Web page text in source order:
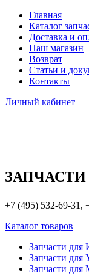
Главная
Каталог
Доставка и
Наш магазин
Возврат
Статьи и
Контакты
Личный кабинет
+7 (495) 532-69-31,
Каталог товаров
Запчасти
Запчасти для
Запчасти